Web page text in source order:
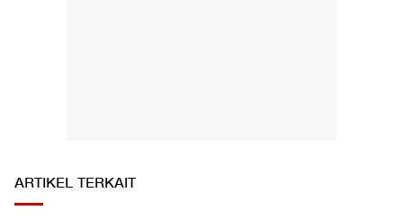
ARTIKEL TERKAIT